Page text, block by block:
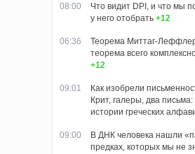
08:00
Что видит DPI, и что мы
у него отобрать +12
06:36
Теорема Миттаг-
теорема всего
+12
09:01
Как изобрели
Крит, галеры, два
истории греческих
09:00
В ДНК человека нашли
предках, которых мы не